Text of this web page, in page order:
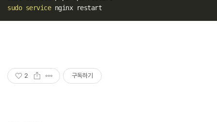
sudo service
2 구독하기